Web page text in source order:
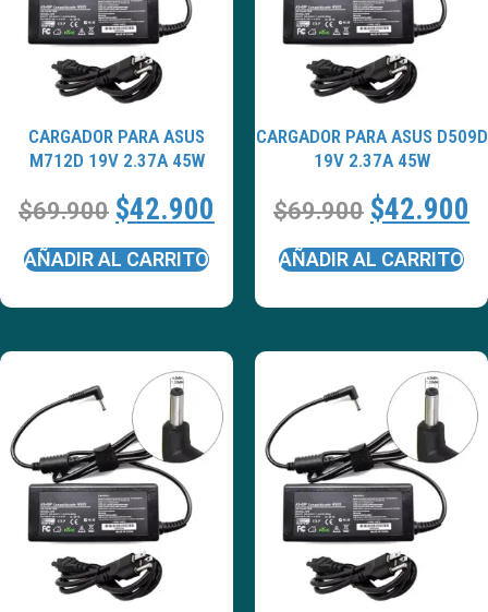
CARGADOR PARA ASUS
M712D 19V 2.37A 45W
$69.900 $42.900
AÑADIR AL CARRITO
CARGADOR PARA ASUS D509D
19V 2.37A 45W
$69.900 $42.900
AÑADIR AL CARRITO